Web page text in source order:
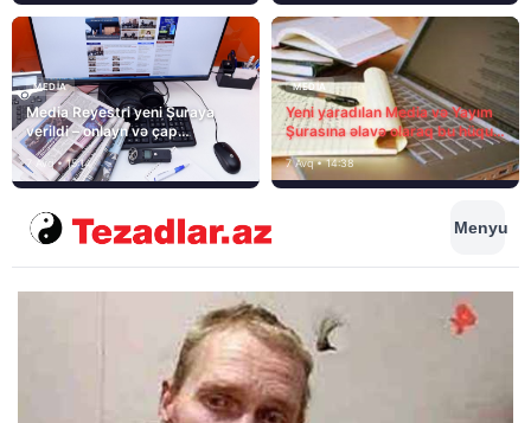
MEDİA
Media Reyestri yeni Şuraya
verildi – onlayn və çap
mediasını nə gözləyir?
7 Avq • 15:14
MEDİA
Yeni yaradılan Media və Yayım
Şurasına əlavə olaraq bu hüquq
və vəzifələr də verilib
7 Avq • 14:38
Menyu